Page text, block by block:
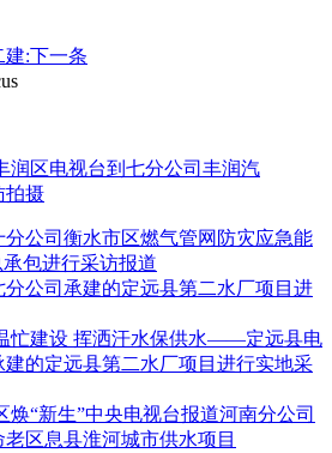
建:下一条
润区电视台到七分公司丰润汽
拍摄
公司衡水市区燃气管网防灾应急能
包进行采访报道
分公司承建的定远县第二水厂项目进
忙建设 挥洒汗水保供水——定远县电
的定远县第二水厂项目进行实地采
焕“新生”中央电视台报道河南分公司
区息县淮河城市供水项目